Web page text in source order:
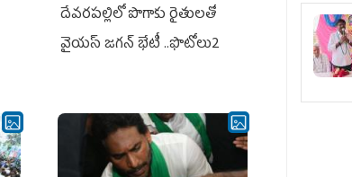
దేవరపల్లిలో పొగాకు రైతులతో
వైయస్ జగన్ భేటీ ..ఫొటోలు2